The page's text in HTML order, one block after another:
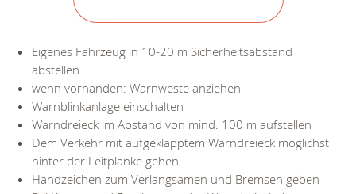
Eigenes Fahrzeug in 10-20 m Sicherheitsabstand
abstellen
wenn vorhanden: Warnweste anziehen
Warnblinkanlage einschalten
Warndreieck im Abstand von mind. 100 m aufstellen
Dem Verkehr mit aufgeklapptem Warndreieck möglichst
hinter der Leitplanke gehen
Handzeichen zum Verlangsamen und Bremsen geben